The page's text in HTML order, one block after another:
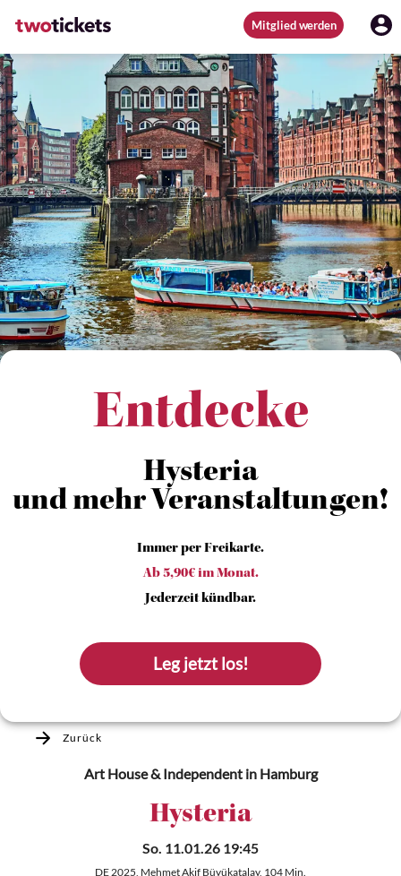
Mitglied werden
Entdecke
Hysteria
und mehr Veranstaltungen!
Immer per Freikarte.
Ab 5,90€ im Monat.
Jederzeit kündbar.
Leg jetzt los!
Zurück
Art House & Independentin Hamburg
Hysteria
So. 11.01.26 19:45
DE 2025, Mehmet Akif Büyükatalay, 104 Min.